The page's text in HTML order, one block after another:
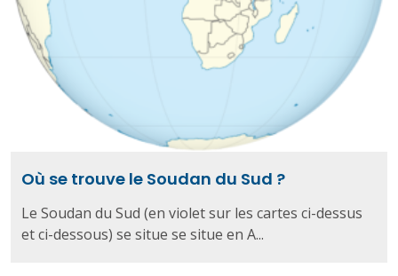
Où se trouve le Soudan du Sud ?
Le Soudan du Sud (en violet sur les cartes ci-dessus
et ci-dessous) se situe se situe en A...